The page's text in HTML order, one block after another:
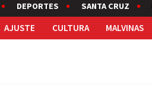
DEPORTES SANTA CRUZ
AJUSTE CULTURA MALVINAS